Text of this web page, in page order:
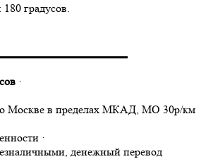
градусов.
·
Москве в пределах МКАД, МО 30р/км
·
денежный перевод